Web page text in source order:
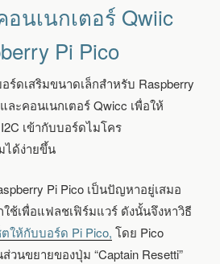
บอร์ด
รีเซ็ต
คอน
RASPBERRY
PI
PICO
นเนกเตอร์ Qwiic
Pi Pico
ร์ดเสริมขนาดเล็กสำหรับ Raspberry
ละคอนเนกเตอร์ Qwicc เพื่อให้
เข้ากับบอร์ดไมโคร
ได้ง่ายขึ้น
Pi Pico เป็นปัญหาอยู่เสมอ
ใช้เพื่อแฟลชเฟิร์มแวร์ ดังนั้นจึงหาวิธี
ให้กับบอร์ด Pi Pico, โดย Pico
วนขยายของปุ่ม “Captain Resetti”